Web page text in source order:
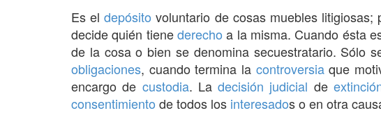
Es eldepósito voluntario de cosas muebles
decide quién tienederecho a la misma. Cuando ésta
de la cosa o bien se denomina secuestratario. Sólo
obligaciones, cuando termina la controversiaque
encargo de custodia. Ladecisión judicial de
consentimiento de todos los interesados o en otra